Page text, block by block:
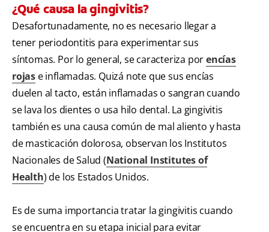
¿Qué causa la gingivitis?
Desafortunadamente, no es necesario llegar a
tener periodontitis para experimentar sus
síntomas. Por lo general, se caracteriza porencías
rojas e inflamadas. Quizá note que sus encías
duelen al tacto, están inflamadas o sangran cuando
se lava los dientes o usa hilo dental. La gingivitis
también es una causa común de mal aliento y hasta
de masticación dolorosa, observan los Institutos
Nacionales de Salud (National Institutes of
Health) de los Estados Unidos.
Es de suma importancia tratar la gingivitis cuando
se encuentra en su etapa inicial para evitar